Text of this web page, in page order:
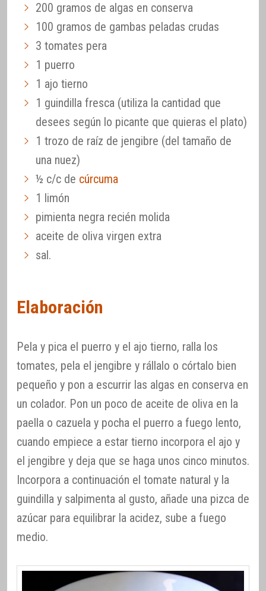
200 gramos de algas en conserva
100 gramos de gambas peladas crudas
3 tomates pera
1 puerro
1 ajo tierno
1 guindilla fresca (utiliza la cantidad que
desees según lo picante que quieras el plato)
1 trozo de raíz de jengibre (del tamaño de
una nuez)
½ c/c de cúrcuma
1 limón
pimienta negra recién molida
aceite de oliva virgen extra
sal.
Elaboración
Pela y pica el puerro y el ajo tierno, ralla los
tomates, pela el jengibre y rállalo o córtalo bien
pequeño y pon a escurrir las algas en conserva en
un colador. Pon un poco de aceite de oliva en la
paella o cazuela y pocha el puerro a fuego lento,
cuando empiece a estar tierno incorpora el ajo y
el jengibre y deja que se haga unos cinco minutos.
Incorpora a continuación el tomate natural y la
guindilla y salpimenta al gusto, añade una pizca de
azúcar para equilibrar la acidez, sube a fuego
medio.